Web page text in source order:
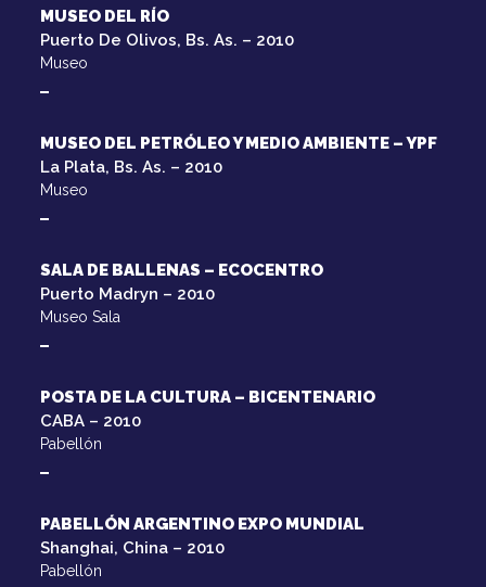
MUSEO DEL RÍO
Puerto De Olivos, Bs. As. – 2010
Museo
MUSEO DEL PETRÓLEO Y MEDIO AMBIENTE – YPF
La Plata, Bs. As. – 2010
Museo
SALA DE BALLENAS – ECOCENTRO
Puerto Madryn – 2010
Museo Sala
POSTA DE LA CULTURA – BICENTENARIO
CABA – 2010
Pabellón
PABELLÓN ARGENTINO EXPO MUNDIAL
Shanghai, China – 2010
Pabellón